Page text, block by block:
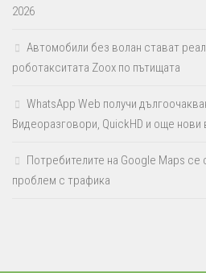
2026
Автомобили без волан стават
роботакситата Zoox по пътищата
WhatsApp Web получи
Видеоразговори, QuickHD и още
Потребителите на Google Maps се
проблем с трафика